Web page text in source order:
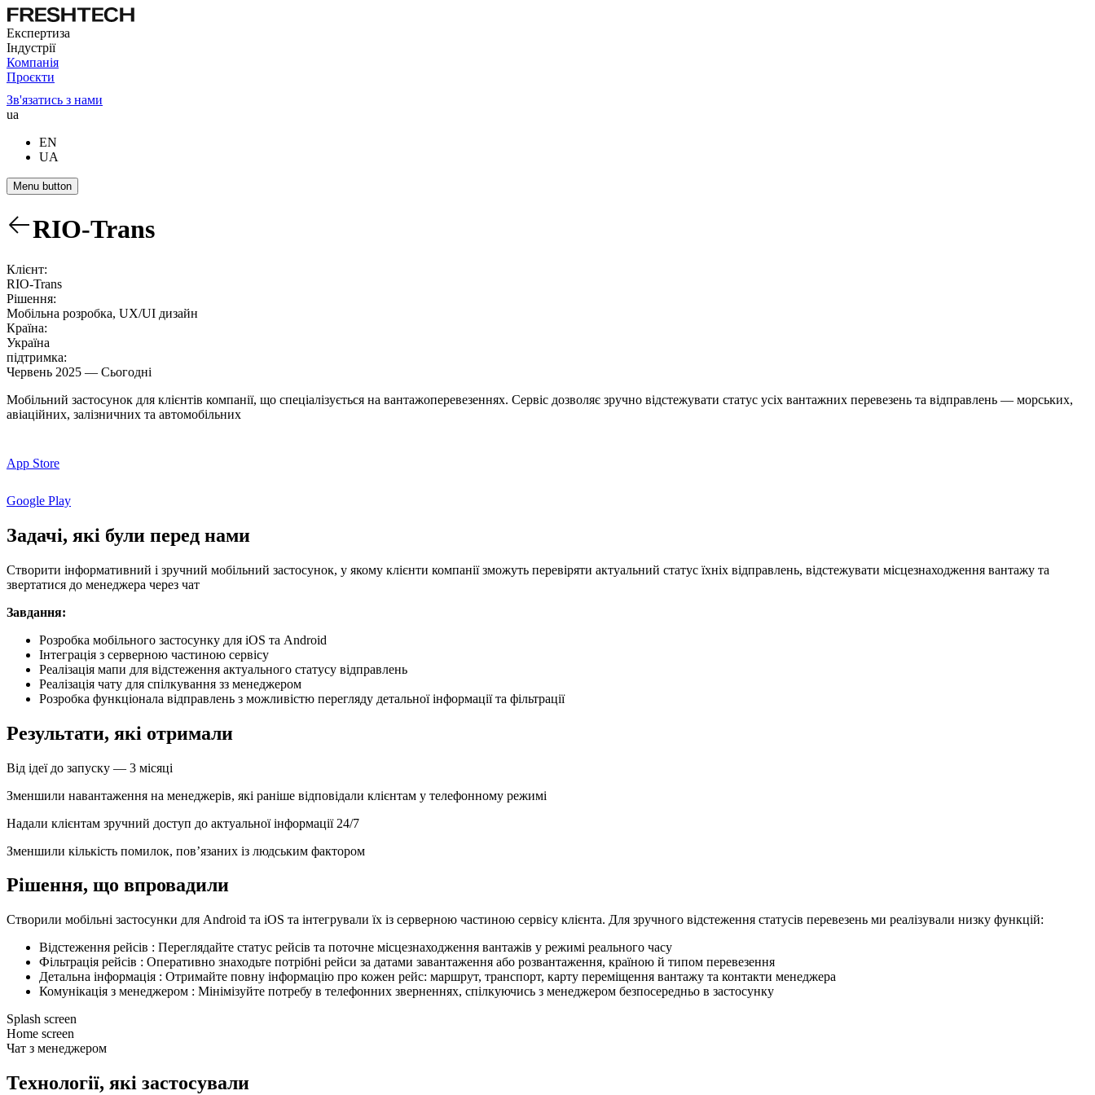
Експертиза
Індустрії
Компанія
Проєкти
Зв'язатись з нами
ua
EN
UA
Menu button
RIO-Trans
Клієнт:
RIO-Trans
Рішення:
Мобільна розробка, UX/UI дизайн
Країна:
Україна
підтримка:
Червень 2025 — Сьогодні
Мобільний застосунок для клієнтів компанії, що спеціалізується на вантажоперевезеннях. Сервіс дозволяє зручно відстежувати статус усіх вантажних перевезень та відправлень — морських,
авіаційних, залізничних та автомобільних
App Store
Google Play
Задачі, які були перед нами
Створити інформативний і зручний мобільний застосунок, у якому клієнти компанії зможуть перевіряти актуальний статус їхніх відправлень, відстежувати місцезнаходження вантажу та
звертатися до менеджера через чат
Завдання:
Розробка мобільного застосунку для iOS та Android
Інтеграція з серверною частиною сервісу
Реалізація мапи для відстеження актуального статусу відправлень
Реалізація чату для спілкування зз менеджером
Розробка функціонала відправлень з можливістю перегляду детальної інформації та фільтрації
Результати, які отримали
Від ідеї до запуску — 3 місяці
Зменшили навантаження на менеджерів, які раніше відповідали клієнтам у телефонному режимі
Надали клієнтам зручний доступ до актуальної інформації 24/7
Зменшили кількість помилок, пов’язаних із людським фактором
Рішення, що впровадили
Створили мобільні застосунки для Android та iOS та інтегрували їх із серверною частиною сервісу клієнта. Для зручного відстеження статусів перевезень ми реалізували низку функцій:
Відстеження рейсів : Переглядайте статус рейсів та поточне місцезнаходження вантажів у режимі реального часу
Фільтрація рейсів : Оперативно знаходьте потрібні рейси за датами завантаження або розвантаження, країною й типом перевезення
Детальна інформація : Отримайте повну інформацію про кожен рейс: маршрут, транспорт, карту переміщення вантажу та контакти менеджера
Комунікація з менеджером : Мінімізуйте потребу в телефонних зверненнях, спілкуючись з менеджером безпосередньо в застосунку
Splash screen
Home screen
Чат з менеджером
Технології, які застосували